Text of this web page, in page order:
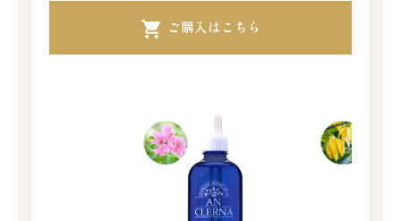
shopping_cart ご購入はこちら